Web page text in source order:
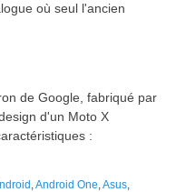
où seul l'ancien
de Google, fabriqué par
d'un Moto X
:
,Android One,Asus,